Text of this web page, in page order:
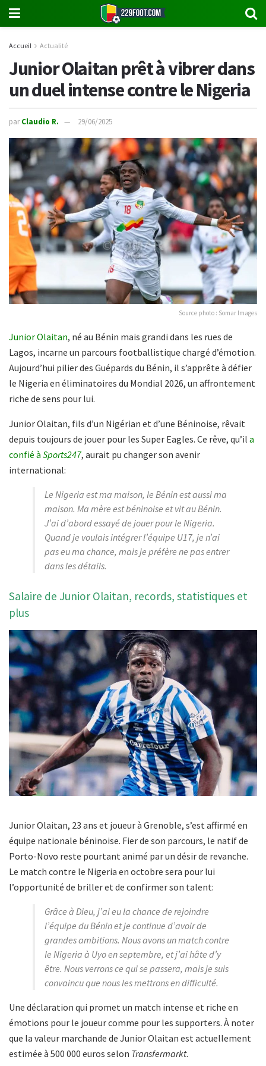
Accueil Actualité
Junior Olaitan prêt à vibrer dans
un duel intense contre le Nigeria
par Claudio R. 29/06/2025
Source photo : Somar Images
Junior Olaitan, né au Bénin mais grandi dans les rues de
Lagos, incarne un parcours footballistique chargé d’émotion.
Aujourd’hui pilier des Guépards du Bénin, il s’apprête à défier
le Nigeria en éliminatoires du Mondial 2026, un affrontement
riche de sens pour lui.
Junior Olaitan, fils d’un Nigérian et d’une Béninoise, rêvait
depuis toujours de jouer pour les Super Eagles. Ce rêve, qu’il a
confié à Sports247, aurait pu changer son avenir
international:
Le Nigeria est ma maison, le Bénin est aussi ma
maison. Ma mère est béninoise et vit au Bénin.
J’ai d’abord essayé de jouer pour le Nigeria.
Quand je voulais intégrer l’équipe U17, je n’ai
pas eu ma chance, mais je préfère ne pas entrer
dans les détails.
Salaire de Junior Olaitan, records, statistiques et
plus
Junior Olaitan, 23 ans et joueur à Grenoble, s’est affirmé en
équipe nationale béninoise. Fier de son parcours, le natif de
Porto-Novo reste pourtant animé par un désir de revanche.
Le match contre le Nigeria en octobre sera pour lui
l’opportunité de briller et de confirmer son talent:
Grâce à Dieu, j’ai eu la chance de rejoindre
l’équipe du Bénin et je continue d’avoir de
grandes ambitions. Nous avons un match contre
le Nigeria à Uyo en septembre, et j’ai hâte d’y
être. Nous verrons ce qui se passera, mais je suis
convaincu que nous les mettrons en difficulté.
Une déclaration qui promet un match intense et riche en
émotions pour le joueur comme pour les supporters. À noter
que la valeur marchande de Junior Olaitan est actuellement
estimée à 500 000 euros selon Transfermarkt.